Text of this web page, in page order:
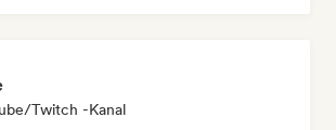
Twitch -Kanal